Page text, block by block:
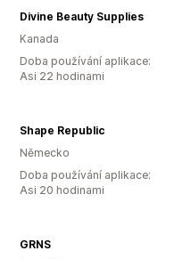
Divine Beauty Supplies
Kanada
Doba používání aplikace:
Asi 22 hodinami
Shape Republic
Německo
Doba používání aplikace:
Asi 20 hodinami
GRNS